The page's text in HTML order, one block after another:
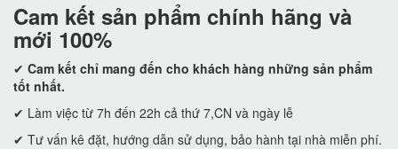
Cam kết sản phẩm chính hãng và
mới 100%
✔ Cam kết chỉ mang đến cho khách hàng những sản phẩm
tốt nhất.
✔ Làm việc từ 7h đến 22h cả thứ 7,CN và ngày lễ
✔ Tư vấn kê đặt, hướng dẫn sử dụng, bảo hành tại nhà miễn phí.